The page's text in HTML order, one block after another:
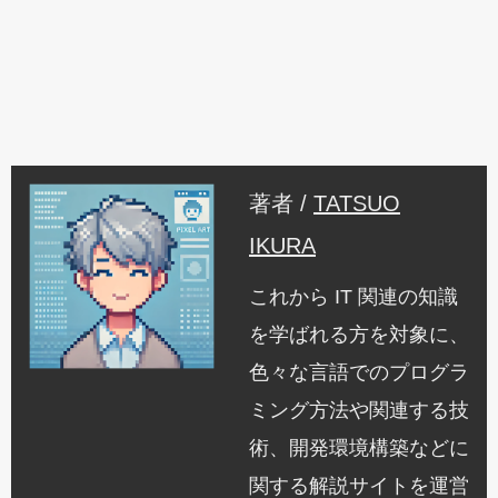
著者 / TATSUO
IKURA
これから IT 関連の知識
を学ばれる方を対象に、
色々な言語でのプログラ
ミング方法や関連する技
術、開発環境構築などに
関する解説サイトを運営